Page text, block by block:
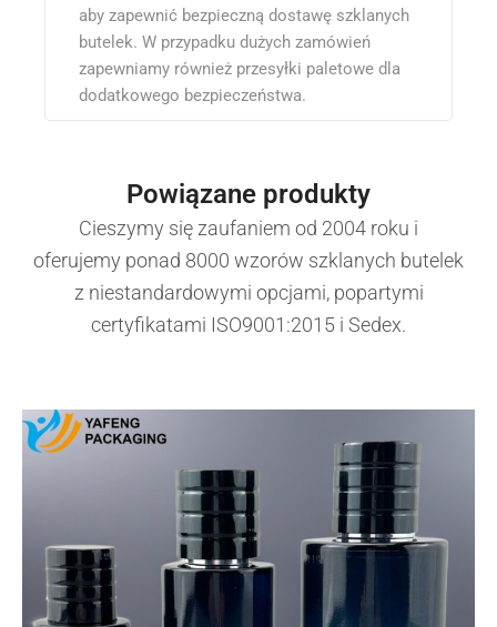
aby zapewnić bezpieczną dostawę szklanych
butelek. W przypadku dużych zamówień
zapewniamy również przesyłki paletowe dla
dodatkowego bezpieczeństwa.
Powiązane produkty
Cieszymy się zaufaniem od 2004 roku i
oferujemy ponad 8000 wzorów szklanych butelek
z niestandardowymi opcjami, popartymi
certyfikatami ISO9001:2015 i Sedex.